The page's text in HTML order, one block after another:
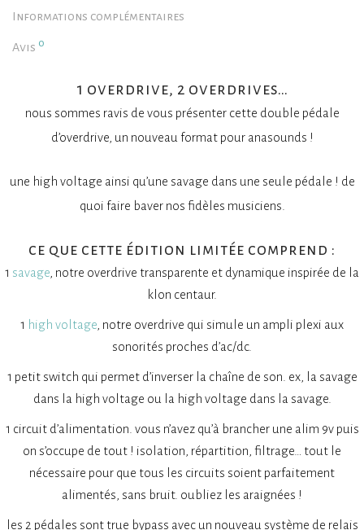
Informations complémentaires
Avis 0
1 overdrive, 2 overdrives…
nous sommes ravis de vous présenter cette double pédale
d’overdrive, un nouveau format pour anasounds !
une high voltage ainsi qu’une savage dans une seule pédale ! de
quoi faire baver nos fidèles musiciens.
ce que cette édition limitée comprend :
1 savage , notre overdrive transparente et dynamique inspirée de la
klon centaur.
1 high voltage , notre overdrive qui simule un ampli plexi aux
sonorités proches d’ac/dc.
1 petit switch qui permet d’inverser la chaîne de son. ex, la savage
dans la high voltage ou la high voltage dans la savage.
1 circuit d’alimentation. vous n’avez qu’à brancher une alim 9v puis
on s’occupe de tout ! isolation, répartition, filtrage… tout le
nécessaire pour que tous les circuits soient parfaitement
alimentés, sans bruit. oubliez les araignées !
les 2 pédales sont true bypass avec un nouveau système de relais